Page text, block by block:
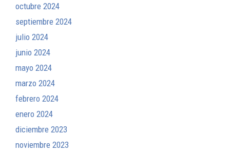
octubre 2024
septiembre 2024
julio 2024
junio 2024
mayo 2024
marzo 2024
febrero 2024
enero 2024
diciembre 2023
noviembre 2023